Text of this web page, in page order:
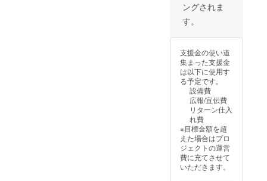
ングされま
す。
支援金の使い道
集まった支援金
は以下に使用す
る予定です。
設備費
広報/宣伝費
リターン仕入
れ費
※目標金額を超
えた場合はプロ
ジェクトの運営
費に充てさせて
いただきます。